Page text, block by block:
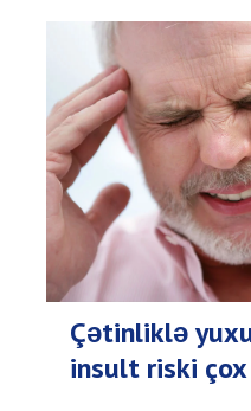
Çətinliklə
insult riski